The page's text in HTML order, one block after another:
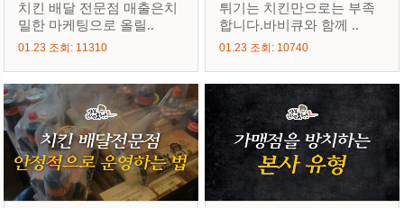
치킨 배달 전문점 매출은치
밀한 마케팅으로 올릴..
01.23 조회: 11310
튀기는 치킨만으로는 부족
합니다.바비큐와 함께 ..
01.23 조회: 10740